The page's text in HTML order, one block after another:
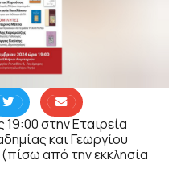
στην Εταιρεία
και Γεωργίου
από την εκκλησία